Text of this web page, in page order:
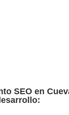
SEO en